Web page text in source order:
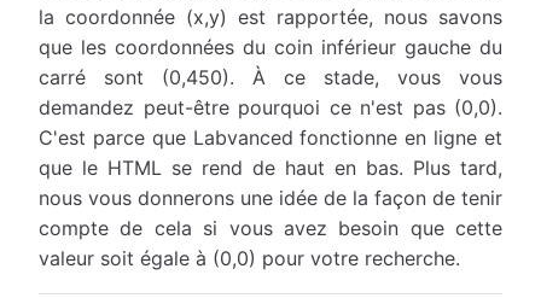
la coordonnée (x,y) est rapportée, nous savons
que les coordonnées du coin inférieur gauche du
carré sont (0,450). À ce stade, vous vous
demandez peut-être pourquoi ce n'est pas (0,0).
C'est parce que Labvanced fonctionne en ligne et
que le HTML se rend de haut en bas. Plus tard,
nous vous donnerons une idée de la façon de tenir
compte de cela si vous avez besoin que cette
valeur soit égale à (0,0) pour votre recherche.